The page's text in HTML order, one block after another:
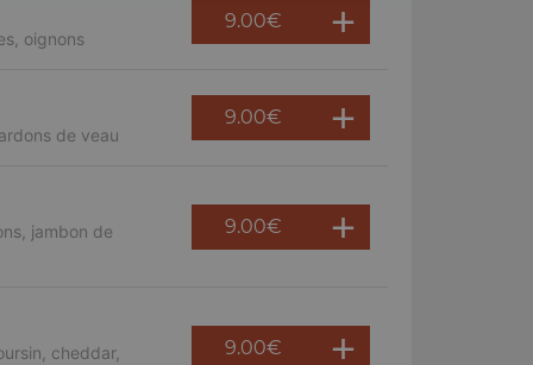
oignons
9.00€
de veau
9.00€
jambon de
9.00€
cheddar,
9.00€